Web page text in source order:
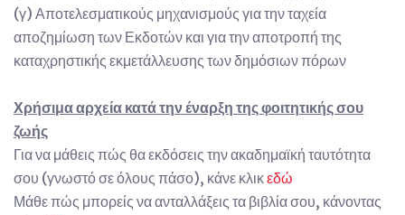
(γ) Αποτελεσματικούς μηχανισμούς για την ταχεία
αποζημίωση των Εκδοτών και για την αποτροπή της
καταχρηστικής εκμετάλλευσης των δημόσιων πόρων
Χρήσιμα αρχεία κατά την έναρξη της φοιτητικής σου
ζωής
Για να μάθεις πώς θα εκδόσεις την ακαδημαϊκή ταυτότητα
σου (γνωστό σε όλους πάσο), κάνε κλικεδώ
Μάθε πώς μπορείς να ανταλλάξεις τα βιβλία σου, κάνοντας